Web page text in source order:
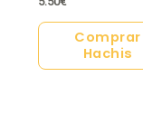
Comprar
Hachis